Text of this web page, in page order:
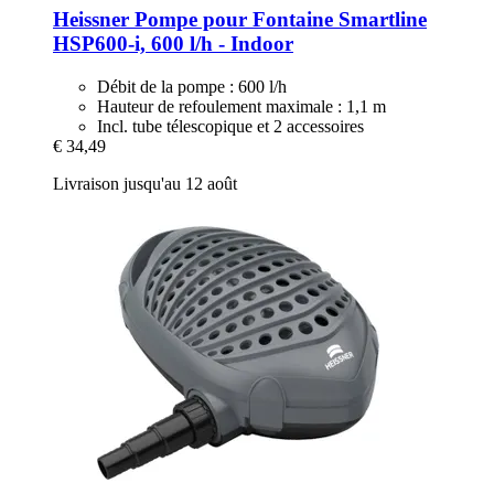
Heissner Pompe pour Fontaine Smartline
HSP600-​i, 600 l/h -​ Indoor
Débit de la pompe : 600 l/h
Hauteur de refoulement maximale : 1,1 m
Incl. tube télescopique et 2 accessoires
€ 34,49
Livraison jusqu'au 12 août